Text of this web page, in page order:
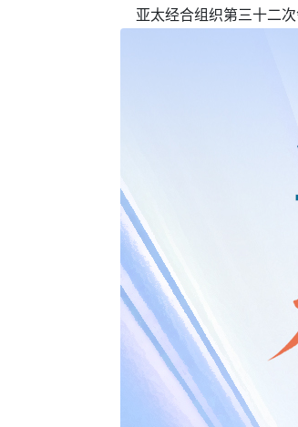
亚太经合组织第三十二